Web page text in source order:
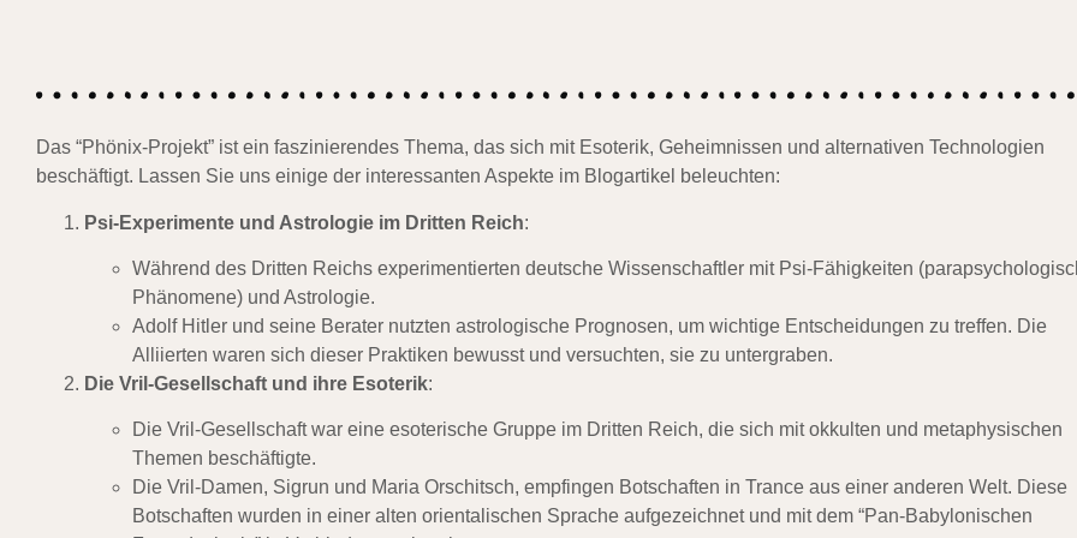
Das “Phönix-Projekt” ist ein faszinierendes Thema, das sich mit Esoterik, Geheimnissen und alternativen Technologien
beschäftigt. Lassen Sie uns einige der interessanten Aspekte im Blogartikel beleuchten:
Psi-Experimente und Astrologie im Dritten Reich:
Während des Dritten Reichs experimentierten deutsche Wissenschaftler mit Psi-Fähigkeiten
Phänomene) und Astrologie.
Adolf Hitler und seine Berater nutzten astrologische Prognosen, um wichtige Entscheidungen zu treffen. Die
Alliierten waren sich dieser Praktiken bewusst und versuchten, sie zu untergraben.
Die Vril-Gesellschaft und ihre Esoterik:
Die Vril-Gesellschaft war eine esoterische Gruppe im Dritten Reich, die sich mit okkulten und metaphysischen
Themen beschäftigte.
Die Vril-Damen, Sigrun und Maria Orschitsch, empfingen Botschaften in Trance aus einer anderen Welt. Diese
Botschaften wurden in einer alten orientalischen Sprache aufgezeichnet und mit dem “Pan-Babylonischen